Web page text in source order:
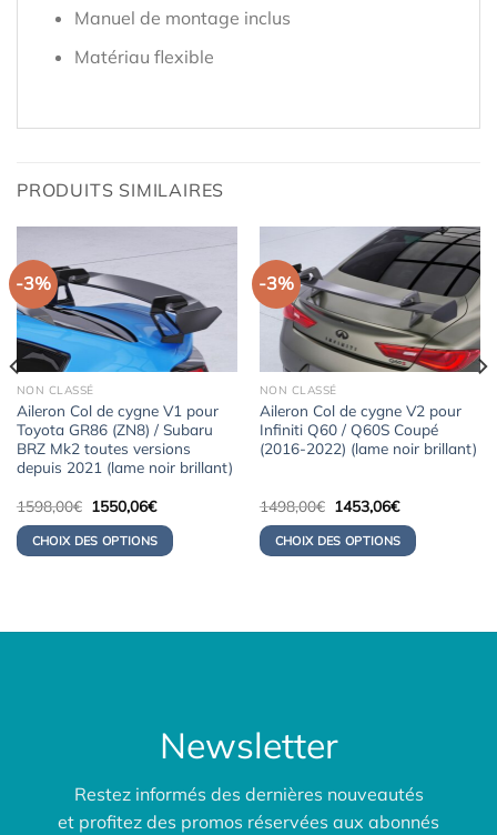
Manuel de montage inclus
Matériau flexible
PRODUITS SIMILAIRES
-3%
NON CLASSÉ
Aileron Col de cygne V1 pour
Toyota GR86 (ZN8) / Subaru
BRZ Mk2 toutes versions
depuis 2021 (lame noir brillant)
1598,00€ Le
prix
initial
était :
1598,00€.
1550,06€Le
actuel
est :
1550,06€.
CHOIX DES OPTIONS
-3%
NON CLASSÉ
Aileron Col de cygne V2 pour
Infiniti Q60 / Q60S Coupé
(2016-2022) (lame noir brillant)
1498,00€ Le
prix
initial
était :
1498,00€.
1453,06€Le
actuel
est :
1453,06€.
CHOIX DES OPTIONS
Newsletter
Restez informés des dernières nouveautés
et profitez des promos réservées aux abonnés